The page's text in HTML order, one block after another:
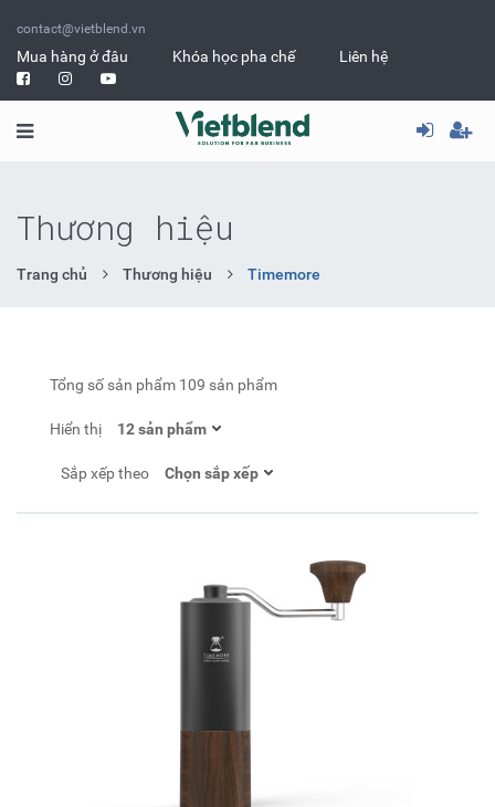
contact@vietblend.vn
Mua hàng ở đâu Khóa học pha chế Liên hệ
Thương hiệu
Trang chủ Thương hiệu Timemore
Tổng số sản phẩm 109 sản phẩm
Hiển thị
Sắp xếp theo